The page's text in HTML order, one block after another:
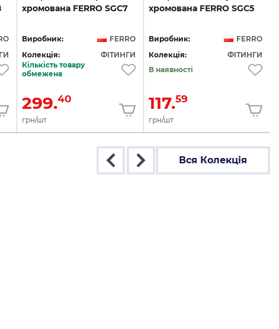
хромована FERRO SGC7
Виробник:
FERRO
Колекція:
ФІТИНГИ
Кількість товару
обмежена
299.40
грн/шт
хромована FERRO SGC5
Виробник:
FERRO
Колекція:
ФІТИНГИ
В наявності
117.59
грн/шт
Вся Колекція